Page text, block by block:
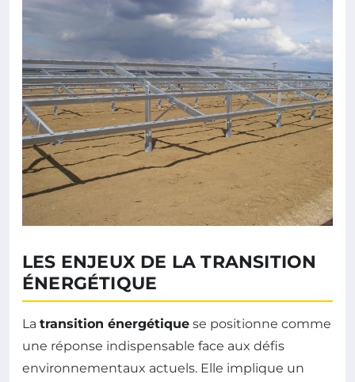
LES ENJEUX DE LA TRANSITION
ÉNERGÉTIQUE
La transition énergétique se positionne comme
une réponse indispensable face aux défis
environnementaux actuels. Elle implique un